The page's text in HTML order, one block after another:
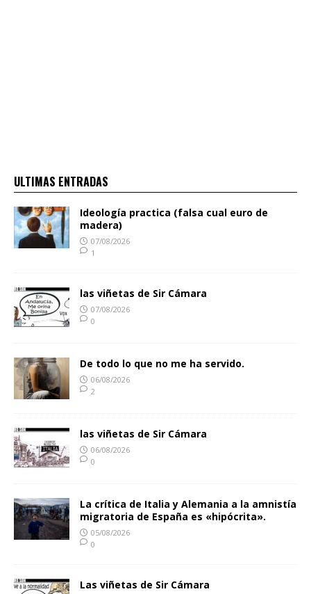
ULTIMAS ENTRADAS
Ideología practica (falsa cual euro de
madera)
07/08/2026
1
las viñetas de Sir Cámara
07/08/2026
0
De todo lo que no me ha servido.
06/08/2026
2
las viñetas de Sir Cámara
06/08/2026
0
La crítica de Italia y Alemania a la amnistía
migratoria de España es «hipócrita».
05/08/2026
0
Las viñetas de Sir Cámara